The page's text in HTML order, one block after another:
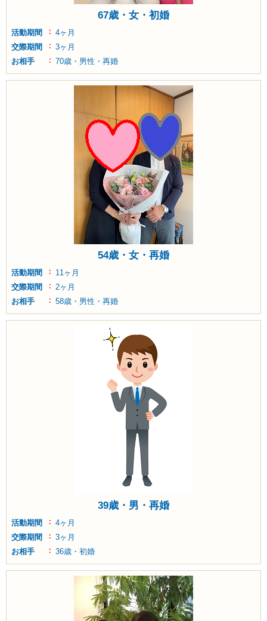
67歳・女・初婚
活動期間
4ヶ月
交際期間
3ヶ月
お相手
70歳・男性・再婚
54歳・女・再婚
活動期間
11ヶ月
交際期間
2ヶ月
お相手
58歳・男性・再婚
39歳・男・再婚
活動期間
4ヶ月
交際期間
3ヶ月
お相手
36歳・初婚